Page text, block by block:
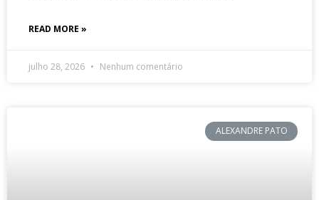
READ MORE »
julho 28, 2026 Nenhum comentário
ALEXANDRE PATO